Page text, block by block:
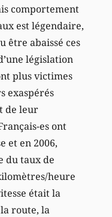
comportement
est légendaire,
être abaissé ces
législation
plus victimes
exaspérés
de leur
es ont
et en 2006,
du taux de
heure
était la
route, la